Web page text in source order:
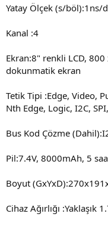
Yatay Ölçek (s/böl):1ns/
Kanal :4
Ekran:8" renkli LCD,
dokunmatik ekran
Tetik Tipi :Edge, Video,
Nth Edge, Logic, I2C,
Bus Kod Çözme
Pil:7.4V, 8000mAh, 5
Boyut
Cihaz Ağırlığı :Yaklaşık